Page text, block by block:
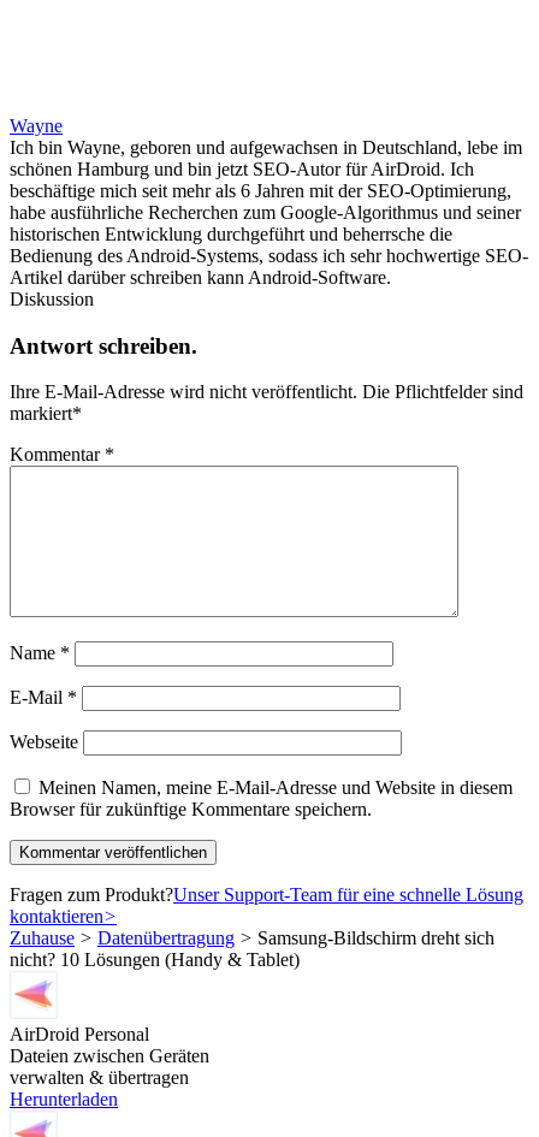
Wayne
Ich bin Wayne, geboren und aufgewachsen in Deutschland, lebe im
schönen Hamburg und bin jetzt SEO-Autor für AirDroid. Ich
beschäftige mich seit mehr als 6 Jahren mit der SEO-Optimierung,
habe ausführliche Recherchen zum Google-Algorithmus und seiner
historischen Entwicklung durchgeführt und beherrsche die
Bedienung des Android-Systems, sodass ich sehr hochwertige SEO-
Artikel darüber schreiben kann Android-Software.
Diskussion
Antwort schreiben.
Ihre E-Mail-Adresse wird nicht veröffentlicht. Die Pflichtfelder sind
markiert*
Kommentar *
Name *
E-Mail *
Webseite
Meinen Namen, meine E-Mail-Adresse und Website in diesem
Browser für zukünftige Kommentare speichern.
Fragen zum Produkt?Unser Support-Team für eine schnelle Lösung
kontaktieren>
Zuhause > Datenübertragung > Samsung‑Bildschirm dreht sich
nicht? 10 Lösungen (Handy & Tablet)
AirDroid Personal
Dateien zwischen Geräten
verwalten & übertragen
Herunterladen